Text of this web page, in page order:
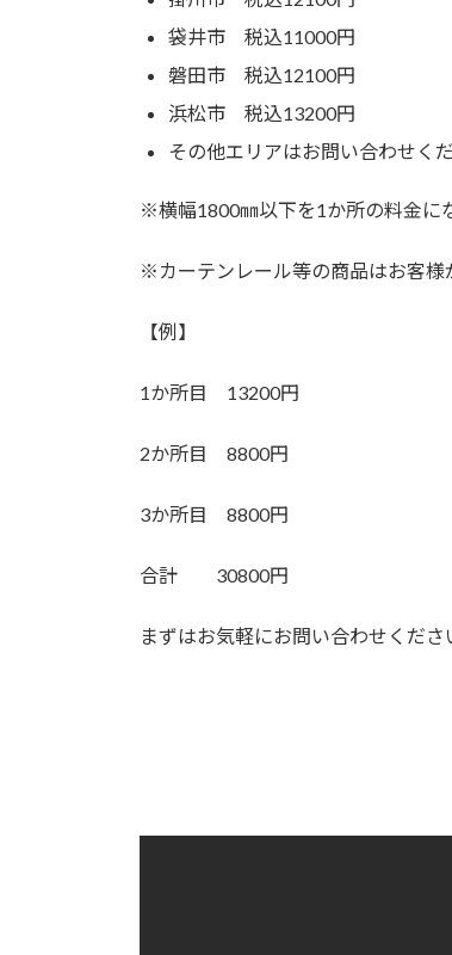
袋井市 税込11000円
磐田市 税込12100円
浜松市 税込13200円
その他エリアはお問い合わせく
※横幅1800㎜以下を1か所の料金に
※カーテンレール等の商品はお客様
【例】
1か所目 13200円
2か所目 8800円
3か所目 8800円
合計 30800円
まずはお気軽にお問い合わせくださ